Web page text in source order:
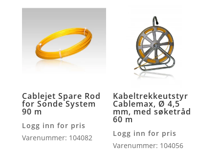
Cablejet Spare Rod
for Sonde System
90 m
Logg inn for pris
Varenummer: 104082
Kabeltrekkeutstyr
Cablemax, Ø 4,5
mm, med søketråd
60 m
Logg inn for pris
Varenummer: 104056